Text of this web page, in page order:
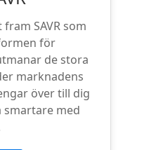
SAVR som
för
de stora
marknadens
över till dig
smartare med